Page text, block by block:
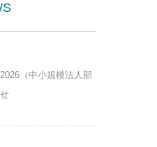
（中小規模法人部